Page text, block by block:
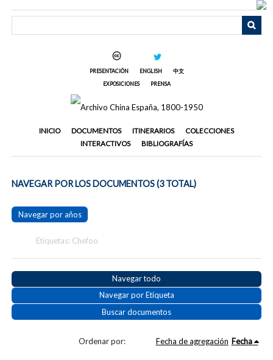
PRESENTACIÓN ENGLISH
中文
EXPOSICIONES
PRENSA
INICIO DOCUMENTOS ITINERARIOS
COLECCIONES
INTERACTIVOS
BIBLIOGRAFÍAS
NAVEGAR POR LOS DOCUMENTOS (3 TOTAL)
Navegar por años
Etiquetas: Chefoo
Navegar todo
Navegar por Etiqueta
Buscar documentos
Ordenar por: Fecha de agregación Fecha